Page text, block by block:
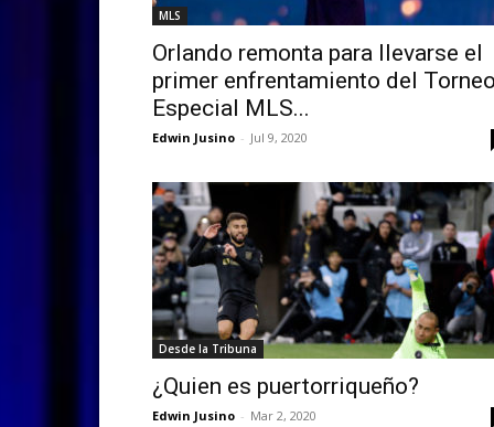
MLS
Orlando remonta para llevarse el
primer enfrentamiento del
Especial MLS...
Edwin Jusino - Jul 9, 2020
Desde la Tribuna
¿Quien es puertorriqueño?
Edwin Jusino - Mar 2, 2020